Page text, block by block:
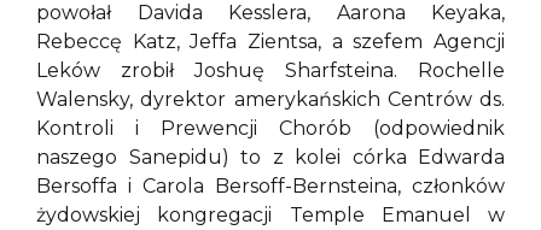
powołał Davida Kesslera, Aarona Keyaka,
Rebeccę Katz, Jeffa Zientsa, a szefem Agencji
Leków zrobił Joshuę Sharfsteina. Rochelle
Walensky, dyrektor amerykańskich Centrów ds.
Kontroli i Prewencji Chorób (odpowiednik
naszego Sanepidu) to z kolei córka Edwarda
Bersoffa i Carola Bersoff-Bernsteina, członków
żydowskiej kongregacji Temple Emanuel w